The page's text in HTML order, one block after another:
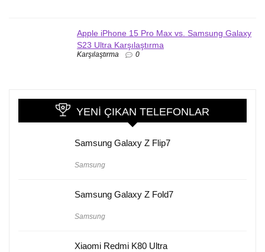
Apple iPhone 15 Pro Max vs. Samsung Galaxy
S23 Ultra Karşılaştırma
Karşılaştırma 0
YENI ÇIKAN TELEFONLAR
Samsung Galaxy Z Flip7
Samsung
Samsung Galaxy Z Fold7
Samsung
Xiaomi Redmi K80 Ultra